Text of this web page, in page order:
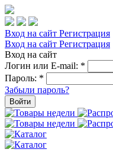
Вход на сайт Регистрация
Вход на сайт Регистрация
Вход на сайт
Логин или E-mail: *
Пароль: *
Забыли пароль?
Войти